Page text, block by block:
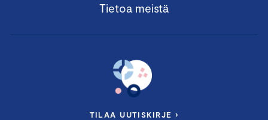
Tietoa meistä
TILAA UUTISKIRJE ›